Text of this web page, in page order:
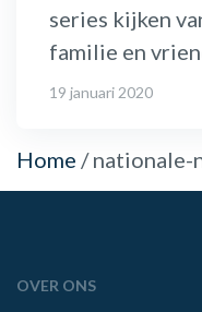
series kijken
familie en
19 januari 2020
Home /nationale-
OVER ONS